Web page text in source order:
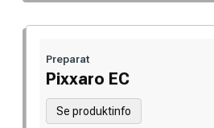
Preparat
Pixxaro EC
Se produktinfo